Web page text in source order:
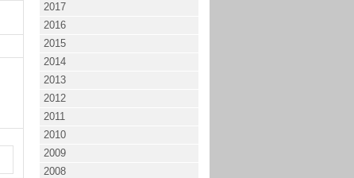
2017
2016
2015
2014
2013
2012
2011
2010
2009
2008